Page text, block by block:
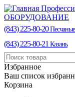
ОБОРУДОВАНИЕ
(843) 225-80-20
(843) 225-80-21 Казань
Избранное
Ваш список
Корзина